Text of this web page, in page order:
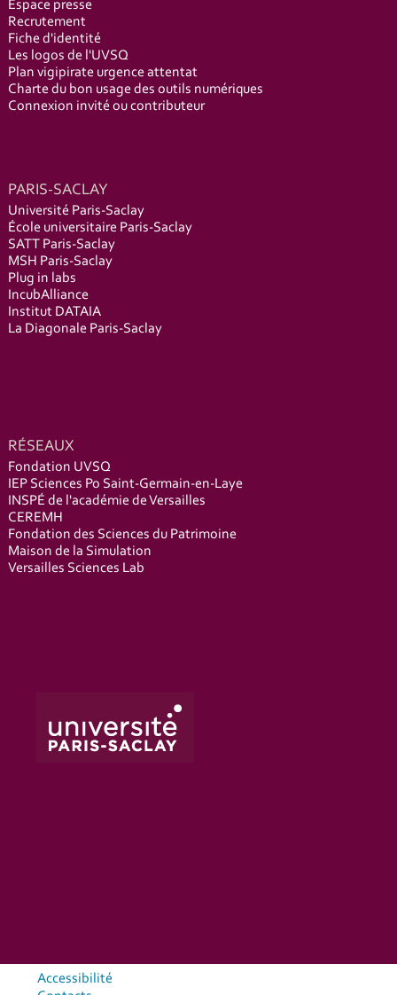
Espace presse
Recrutement
Fiche d'identité
Les logos de l'UVSQ
Plan vigipirate urgence attentat
Charte du bon usage des outils numériques
Connexion invité ou contributeur
PARIS-SACLAY
Université Paris-Saclay
École universitaire Paris-Saclay
SATT Paris-Saclay
MSH Paris-Saclay
Plug in labs
IncubAlliance
Institut DATAIA
La Diagonale Paris-Saclay
RÉSEAUX
Fondation UVSQ
IEP Sciences Po Saint-Germain-en-Laye
INSPÉ de l'académie de Versailles
CEREMH
Fondation des Sciences du Patrimoine
Maison de la Simulation
Versailles Sciences Lab
Accessibilité